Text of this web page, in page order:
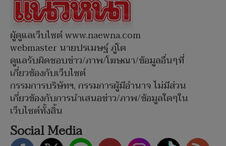
ผู้ดูแลเว็บไซต์ www.naewna.com
webmaster นายปรเมษฐ์ ภู่โต
ดูแลรับผิดชอบข่าว/ภาพ/โฆษณา/ข้อมูลอื่นๆที่
เกี่ยวข้องกับเว็บไซต์
กรรมการบริษัทฯ, กรรมการผู้มีอำนาจ ไม่มีส่วน
เกี่ยวข้องกับการนำเสนอข่าว/ภาพ/ข้อมูลใดๆใน
เว็บไซต์ทั้งสิ้น
Social Media